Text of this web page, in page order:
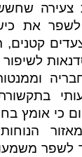
צעירה
את
קטנים,
לשיפור
כי אומץ
הנוחות
לשפר